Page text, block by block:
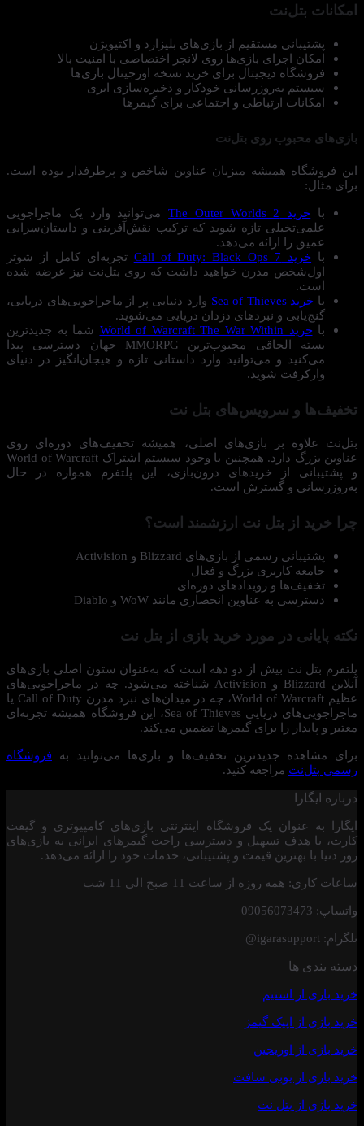
امکانات بتل‌نت
پشتیبانی مستقیم از بازی‌های بلیزارد و اکتیویژن
امکان اجرای بازی‌ها روی لانچر اختصاصی با امنیت بالا
فروشگاه دیجیتال برای خرید نسخه اورجینال بازی‌ها
سیستم به‌روزرسانی خودکار و ذخیره‌سازی ابری
امکانات ارتباطی و اجتماعی برای گیمرها
بازی‌های محبوب روی بتل‌نت
این فروشگاه همیشه میزبان عناوین شاخص و پرطرفدار بوده است.
برای مثال:
با خرید The Outer Worlds 2
می‌توانید وارد یک ماجراجویی
علمی‌تخیلی تازه شوید که ترکیب نقش‌آفرینی و داستان‌سرایی
عمیق را ارائه می‌دهد.
با خرید Call of Duty: Black Ops 7
تجربه‌ای کامل از شوتر
اول‌شخص مدرن خواهید داشت که روی بتل‌نت نیز عرضه شده
است.
با خرید Sea of Thieves
وارد دنیایی پر از ماجراجویی‌های دریایی،
گنج‌یابی و نبردهای دزدان دریایی می‌شوید.
باخرید World of Warcraft The War Within
شما به جدیدترین
بسته الحاقی محبوب‌ترین MMORPG جهان دسترسی پیدا
می‌کنید و می‌توانید وارد داستانی تازه و هیجان‌انگیز در دنیای
وارکرفت شوید.
تخفیف‌ها و سرویس‌های بتل نت
بتل‌نت علاوه بر بازی‌های اصلی، همیشه تخفیف‌های دوره‌ای روی
عناوین بزرگ دارد. همچنین با وجود سیستم اشتراک World of Warcraft
و پشتیبانی از خریدهای درون‌بازی، این پلتفرم همواره در حال
به‌روزرسانی و گسترش است.
چرا خرید از بتل نت ارزشمند است؟
پشتیبانی رسمی از بازی‌های Blizzard و Activision
جامعه کاربری بزرگ و فعال
تخفیف‌ها و رویدادهای دوره‌ای
دسترسی به عناوین انحصاری مانند WoW و Diablo
نکته پایانی در مورد خرید بازی از بتل نت
پلتفرم بتل نت بیش از دو دهه است که به‌عنوان ستون اصلی بازی‌های
آنلاین Blizzard و Activision شناخته می‌شود. چه در ماجراجویی‌های
عظیم World of Warcraft، چه در میدان‌های نبرد مدرن Call of Duty یا
ماجراجویی‌های دریایی Sea of Thieves، این فروشگاه همیشه تجربه‌ای
معتبر و پایدار را برای گیمرها تضمین می‌کند.
برای مشاهده جدیدترین تخفیف‌ها و بازی‌ها می‌توانید به فروشگاه
رسمی بتل‌نت مراجعه کنید.
درباره ایگارا
ایگارا به عنوان یک فروشگاه اینترنتی بازی‌های کامپیوتری و گیفت
کارت، با هدف تسهیل و دسترسی راحت گیمرهای ایرانی به بازی‌های
روز دنیا با بهترین قیمت و پشتیبانی، خدمات خود را ارائه می‌دهد.
ساعات کاری: همه روزه از ساعت 11 صبح الی 11 شب
واتساپ: 09056073473
تلگرام: igarasupport@
دسته بندی ها
خرید بازی از استیم
خرید بازی از اپیک گیمز
خرید بازی از اوریجین
خرید بازی از یوبی سافت
خرید بازی از بتل نت